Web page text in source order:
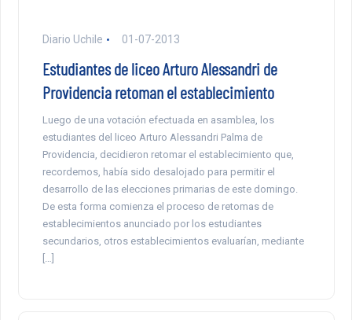
Diario Uchile 01-07-2013
Estudiantes de liceo Arturo Alessandri de
Providencia retoman el establecimiento
Luego de una votación efectuada en asamblea, los
estudiantes del liceo Arturo Alessandri Palma de
Providencia, decidieron retomar el establecimiento que,
recordemos, había sido desalojado para permitir el
desarrollo de las elecciones primarias de este domingo.
De esta forma comienza el proceso de retomas de
establecimientos anunciado por los estudiantes
secundarios, otros establecimientos evaluarían, mediante
[…]